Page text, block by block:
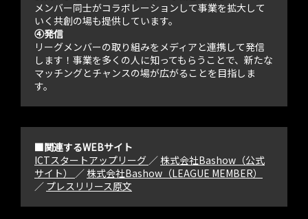
メンバー同士がコラボレーションして事業を拡大して
いく共創の場も提供しています。
④発信
リーグメンバーの取り組みをメディアと連携して発信
します！事業を多くの人に知ってもらうことで、新たな
マッチングとチャンスの場が広がることを目指しま
す。
■関連するWEBサイト
ICTスタートアップリーグ ／株式会社Bashow（公式
サイト） ／株式会社Bashow（LEAGUE MEMBER）
／ プレスリリース原文